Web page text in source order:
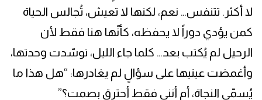
لا أكثر. تتنفس… نعم، لكنها لا تعيش، تُجالس الحياة
كمن يؤدي دوراً لا يحفظه، كأنّها هنا فقط لأن
الرحيل لم يُكتب بعد… كلما جاء الليل، توسّدت وحدتها،
وأغمضت عينيها على سؤالٍ لم يغادرها: “هل هذا ما
يُسمّى النجاة، أم أنني فقط أحترق بصمت؟”